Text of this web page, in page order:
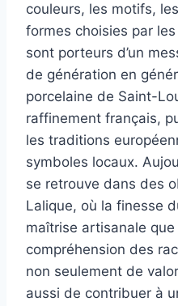
couleurs, les motifs,
formes choisies par
sont porteurs d’un
de génération en
porcelaine de Saint-
raffinement français,
les traditions
symboles locaux.
se retrouve dans des
Lalique, où la finesse
maîtrise artisanale
compréhension des
non seulement de
aussi de contribuer à